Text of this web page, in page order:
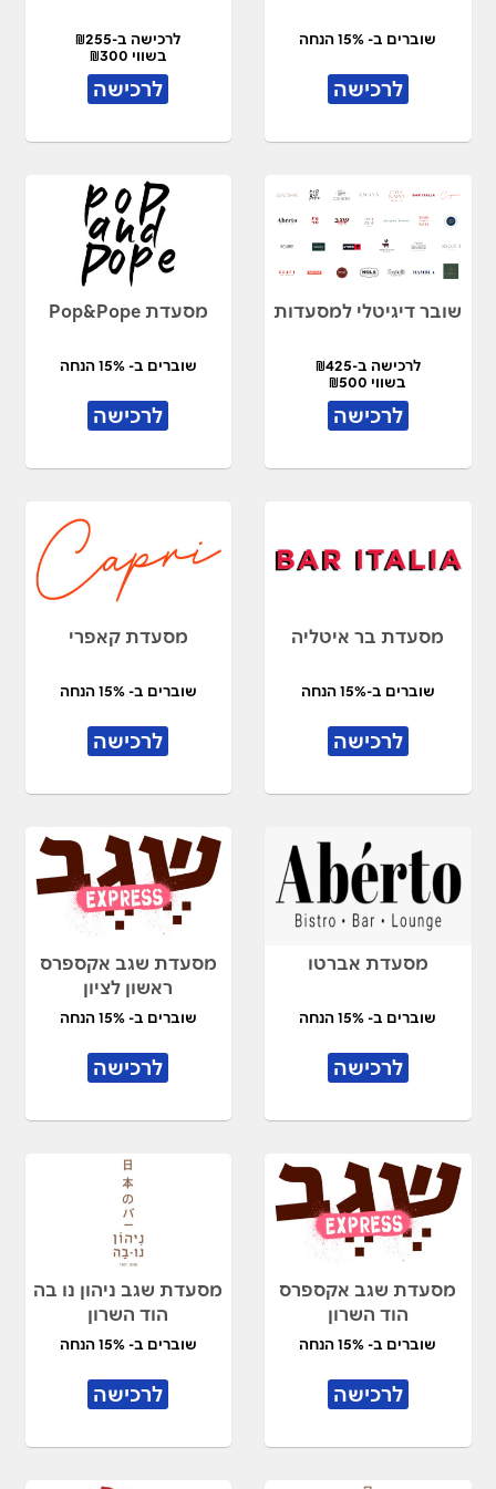
שוברים ב- 15% הנחה
לרכישה
לרכישה ב-₪255
בשווי ₪300
לרכישה
שובר דיגיטלי למסעדות
לרכישה ב-₪425
בשווי ₪500
לרכישה
מסעדת Pop&Pope
שוברים ב- 15% הנחה
לרכישה
מסעדת בר איטליה
שוברים ב-15% הנחה
לרכישה
מסעדת קאפרי
שוברים ב- 15% הנחה
לרכישה
מסעדת אברטו
שוברים ב- 15% הנחה
לרכישה
מסעדת שגב אקספרס
ראשון לציון
שוברים ב- 15% הנחה
לרכישה
מסעדת שגב אקספרס
הוד השרון
שוברים ב- 15% הנחה
לרכישה
מסעדת שגב ניהון נו בה
הוד השרון
שוברים ב- 15% הנחה
לרכישה